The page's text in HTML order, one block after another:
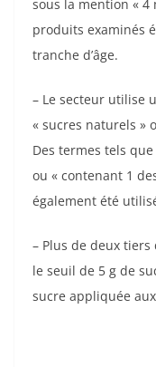
sous la mention « 4
produits examinés
tranche d’âge.
– Le secteur utilise
« sucres naturels »
Des termes tels
ou « contenant 1
également été
– Plus de deux
le seuil de 5 g de
sucre appliquée